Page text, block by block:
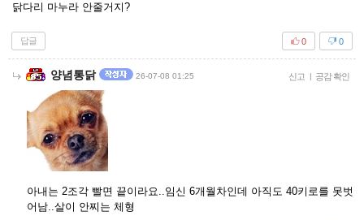
닭다리 마누라 안줄거지?
답글 0
0
양념통닭 26-07-08 01:25 신고 | 공감 확인
아내는 2조각 빨면 끝이라요..임신 6개월차인데 아직도 40키로를 못벗
어남..살이 안찌는 체형